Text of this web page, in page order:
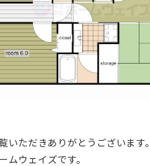
いただきありがとうございます。
ムウェイズです。